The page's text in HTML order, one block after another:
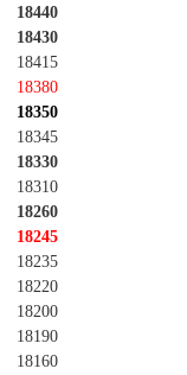
18440
18430
18415
18380
18350
18345
18330
18310
18260
18245
18235
18220
18200
18190
18160